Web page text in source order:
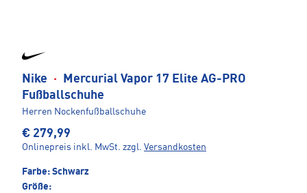
Nike ·
Mercurial Vapor 17 Elite AG-PRO
Fußballschuhe
Herren Nockenfußballschuhe
€ 279,99
Onlinepreis inkl. MwSt. zzgl. Versandkosten
Farbe: Schwarz
Größe: